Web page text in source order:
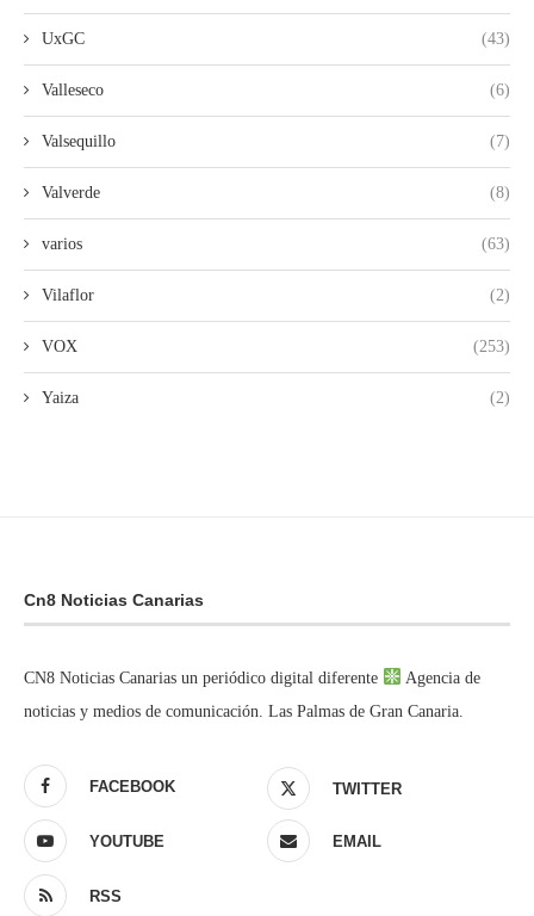
UxGC (43)
Valleseco (6)
Valsequillo (7)
Valverde (8)
varios (63)
Vilaflor (2)
VOX (253)
Yaiza (2)
Cn8 Noticias Canarias
CN8 Noticias Canarias un periódico digital diferente
Agencia de
noticias y medios de comunicación. Las Palmas de Gran Canaria.
FACEBOOK TWITTER
YOUTUBE EMAIL
RSS